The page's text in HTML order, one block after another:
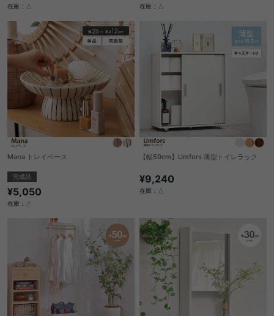
在庫：△ 在庫：△
Mana トレイベース
完成品
¥5,050
在庫：△
【幅59cm】Umfors 薄型トイレラック
¥9,240
在庫：△